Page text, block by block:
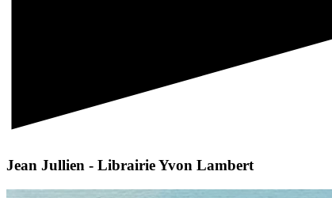
Jean Jullien - Librairie Yvon Lambert